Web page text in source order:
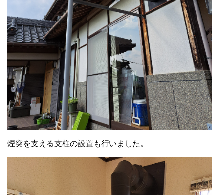
煙突を支える支柱の設置も行いました。